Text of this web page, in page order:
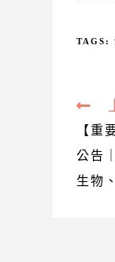
TAGS:
【重
公告
生物